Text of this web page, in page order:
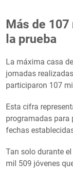
Más de
la prueba
La máxima casa
jornadas
participaron 107
Esta cifra
programadas para
fechas
Tan solo durante
mil 509 jóvenes